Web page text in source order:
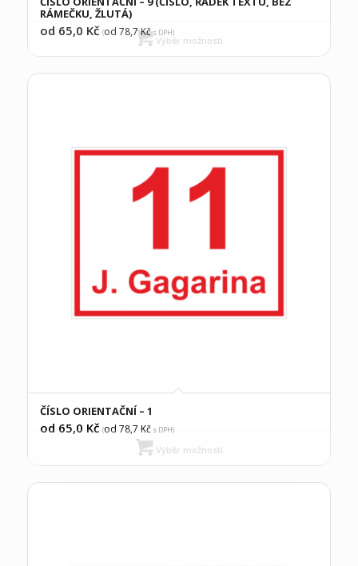
RÁMEČKU, ŽLUTÁ)
od 65,0 Kč (od 78,7Kčs DPH)
Výběr možností
ČÍSLO ORIENTAČNÍ – 1
od 65,0 Kč (od 78,7 Kčs DPH)
Výběr možností